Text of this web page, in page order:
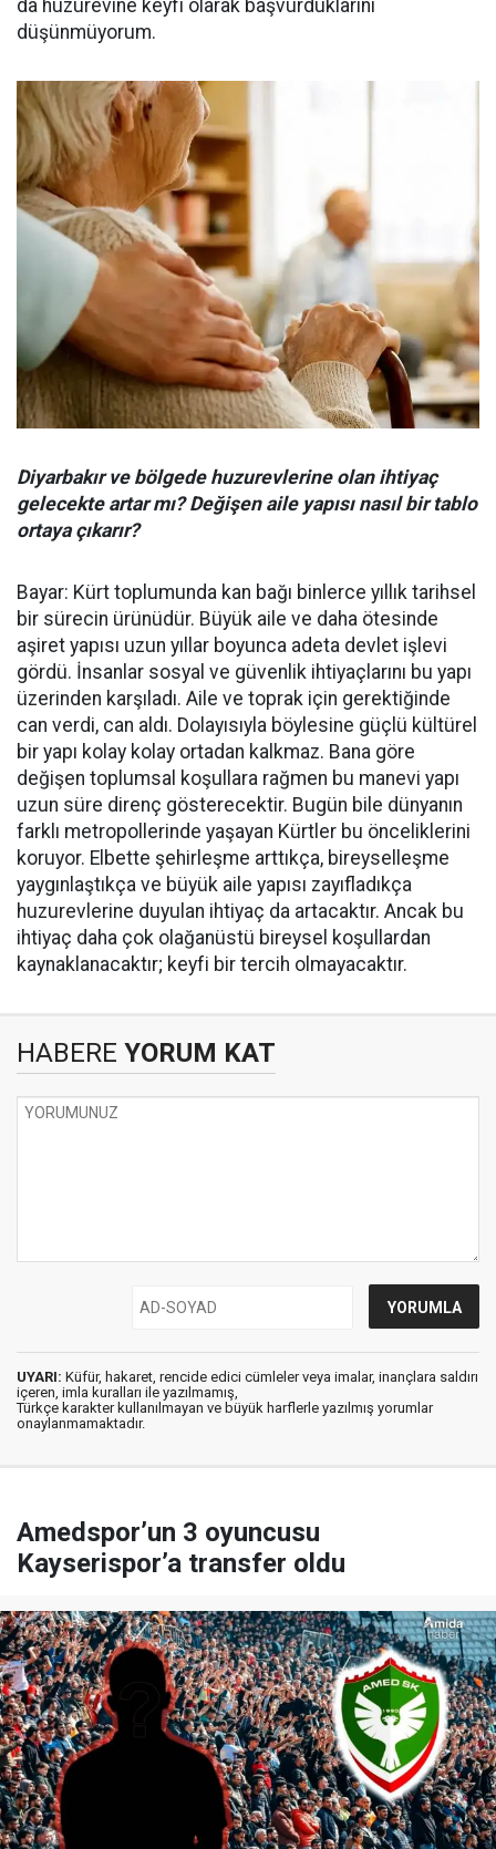
da huzurevine keyfi olarak başvurduklarını
düşünmüyorum.
Diyarbakır ve bölgede huzurevlerine olan ihtiyaç
gelecekte artar mı? Değişen aile yapısı nasıl bir tablo
ortaya çıkarır?
Bayar: Kürt toplumunda kan bağı binlerce yıllık tarihsel
bir sürecin ürünüdür. Büyük aile ve daha ötesinde
aşiret yapısı uzun yıllar boyunca adeta devlet işlevi
gördü. İnsanlar sosyal ve güvenlik ihtiyaçlarını bu yapı
üzerinden karşıladı. Aile ve toprak için gerektiğinde
can verdi, can aldı. Dolayısıyla böylesine güçlü kültürel
bir yapı kolay kolay ortadan kalkmaz. Bana göre
değişen toplumsal koşullara rağmen bu manevi yapı
uzun süre direnç gösterecektir. Bugün bile dünyanın
farklı metropollerinde yaşayan Kürtler bu önceliklerini
koruyor. Elbette şehirleşme arttıkça, bireyselleşme
yaygınlaştıkça ve büyük aile yapısı zayıfladıkça
huzurevlerine duyulan ihtiyaç da artacaktır. Ancak bu
ihtiyaç daha çok olağanüstü bireysel koşullardan
kaynaklanacaktır; keyfi bir tercih olmayacaktır.
HABERE YORUM KAT
UYARI: Küfür, hakaret, rencide edici cümleler veya imalar, inançlara saldırı
içeren, imla kuralları ile yazılmamış,
Türkçe karakter kullanılmayan ve büyük harflerle yazılmış yorumlar
onaylanmamaktadır.
Amedspor’un 3 oyuncusu
Kayserispor’a transfer oldu